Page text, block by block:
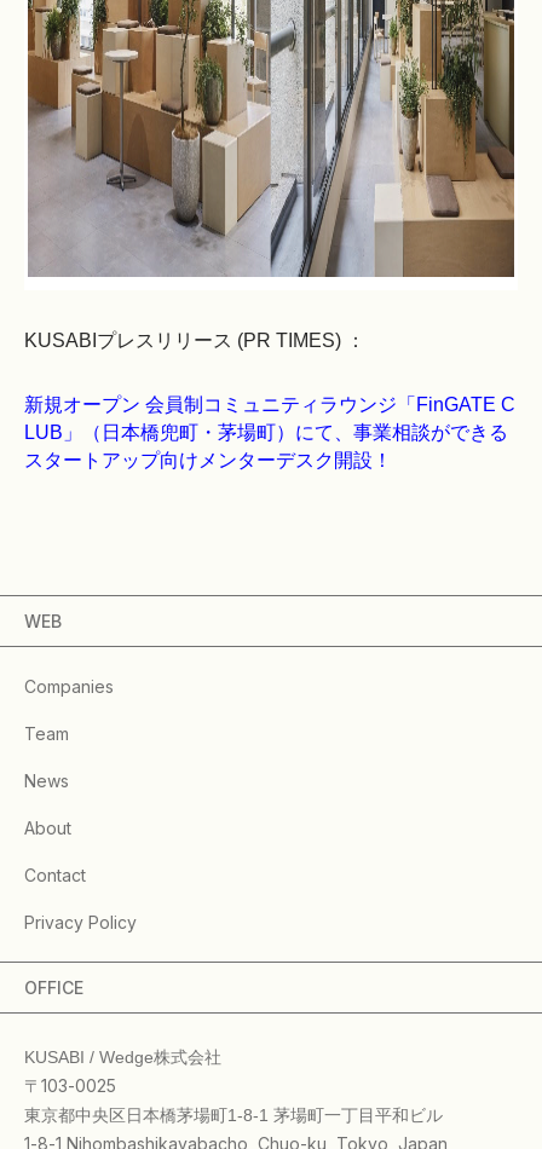
KUSABIプレスリリース (PR TIMES) ：
新規オープン 会員制コミュニティラウンジ「FinGATE C
LUB」（日本橋兜町・茅場町）にて、事業相談ができる
スタートアップ向けメンターデスク開設！
WEB
Companies
Team
News
About
Contact
Privacy Policy
OFFICE
KUSABI / Wedge株式会社
〒103-0025
東京都中央区日本橋茅場町1-8-1 茅場町一丁目平和ビル
1-8-1 Nihombashikayabacho, Chuo-ku, Tokyo, Japan